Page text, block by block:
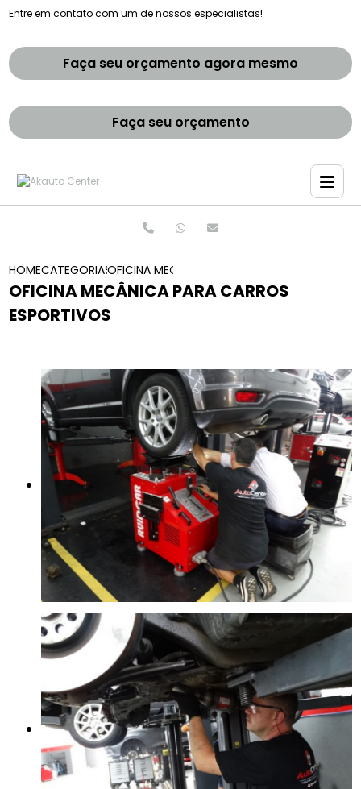
Entre em contato com um de nossos especialistas!
Faça seu orçamento agora mesmo
Faça seu orçamento
HOMECATEGORIASOFICINA MECANICA PARA CARROS ESPORTIVOS
OFICINA MECÂNICA PARA CARROS
ESPORTIVOS